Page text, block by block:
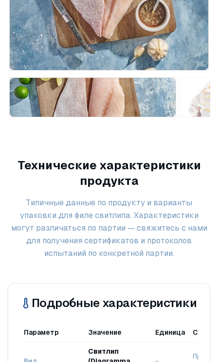
Технические характеристики
продукта
Типичные данные по продукту и варианты
упаковки для филе свитлипа. Характеристики
могут различаться по партии — свяжитесь с нами
для получения сертификатов и протоколов
испытаний по конкретной партии.
Подробные характеристики
Параметр Значение Единица
Свитлип